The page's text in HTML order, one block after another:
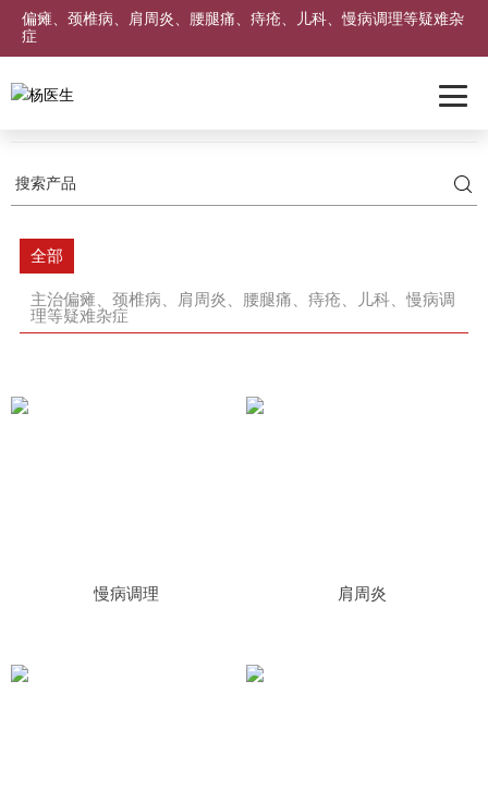
偏瘫、颈椎病、肩周炎、腰腿痛、痔疮、儿科、慢病调理等疑难杂
症
全部
主治偏瘫、颈椎病、肩周炎、腰腿痛、痔疮、儿科、慢病调
理等疑难杂症
慢病调理 肩周炎